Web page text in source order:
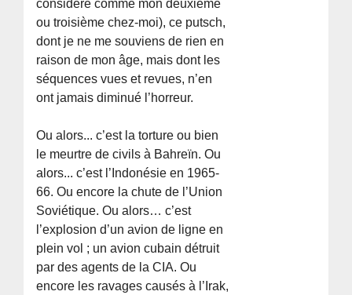
considère comme mon deuxième
ou troisième chez-moi), ce putsch,
dont je ne me souviens de rien en
raison de mon âge, mais dont les
séquences vues et revues, n’en
ont jamais diminué l’horreur.
Ou alors... c’est la torture ou bien
le meurtre de civils à Bahreïn. Ou
alors... c’est l’Indonésie en 1965-
66. Ou encore la chute de l’Union
Soviétique. Ou alors… c’est
l’explosion d’un avion de ligne en
plein vol ; un avion cubain détruit
par des agents de la CIA. Ou
encore les ravages causés à l’Irak,